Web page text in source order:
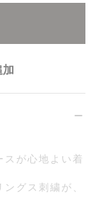
加
が心地よい着
グス刺繍が、